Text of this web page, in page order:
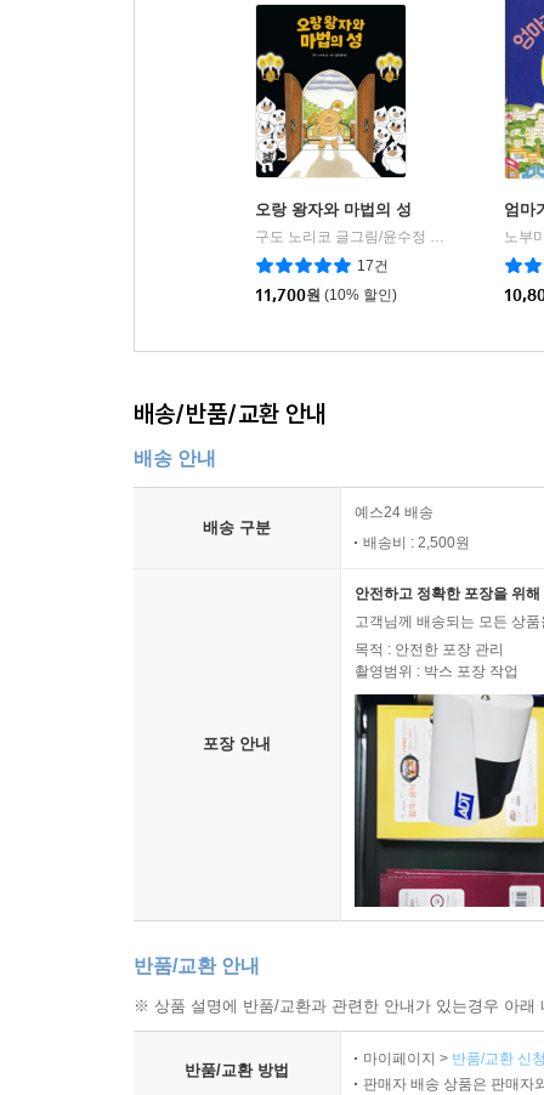
오랑 왕자와 마법의 성
구도 노리코 글그림/윤수정 역
책읽는곰
17건
11,700원 (10% 할인)
엄마
노부
배송/반품/교환 안내
배송 안내
배송 구분
예스24 배송
배송비 : 2,500원
포장 안내
안전하고 정확한 포장을 위
고객님께 배송되는 모든 상
목적 : 안전한 포장 관리
촬영범위 : 박스 포장 작업
반품/교환 안내
※ 상품 설명에 반품/교환과 관련한 안내가 있는경우 아
반품/교환 방법
마이페이지 > 반품/교환 신
판매자 배송 상품은 판매자